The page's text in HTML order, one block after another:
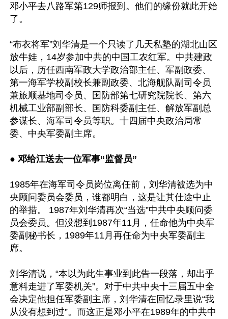
邓小平去八路军第129师报到。他们的缘份就此开始
了。
“布衣将军”刘华清是一个只读了几天私塾的湖北山区
放牛娃，14岁参加中共的中国工农红军。中共建政
以后，历任西南军政大学政治部主任、军副政委、
第一海军学校副校长兼副政委、北海舰队副司令员
兼旅顺基地司令员、国防部第七研究院院长、第六
机械工业部副部长、国防科委副主任、解放军副总
参谋长、海军司令员等职。十四届中央政治局常
委、中央军委副主席。
● 邓给江送去一位军事“监督员”
1985年在海军司令员岗位离任前，刘华清被选为中
央顾问委员会委员，谁都明白，这是让其仕途中止
的举措。 1987年刘华清再次“当选”中共中央顾问委
员会委员。但没想到1987年11月，任命他为中央军
委副秘书长，1989年11月再任命为中央军委副主
席。
刘华清说，“本以为此生事业到此告一段落，却出乎
意料走进了军委机关”。对于中共中央十三届五中全
会决定他担任军委副主席，刘华清在回忆录里说“我
从没有想到过”。而这正是邓小平在1989年的中共中